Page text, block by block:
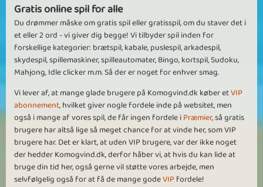
Gratis online spil for alle
Du drømmer måske om gratis spil eller gratisspil, om du staver det i
et eller 2 ord - vi giver dig begge! Vi tilbyder spil inden for
forskellige kategorier: brætspil, kabale, puslespil, arkadespil,
skydespil, spillemaskiner, spilleautomater, Bingo, kortspil, Sudoku,
Mahjong, Idle clicker m.m. Så der er noget for enhver smag.
Vi lever af, at mange glade brugere på Komogvind.dk køber etVIP
abonnement, hvilket giver nogle fordele inde på websitet, men
også i mange af vores spil, de får ingen fordele iPræmier, så gratis
brugere har altså lige så meget chance for at vinde her, som VIP
brugere har. Det er klart, at uden VIP brugere, var der ikke noget
der hedder Komogvind.dk, derfor håber vi, at hvis du kan lide at
bruge din tid her, også gerne vil støtte vores arbejde, men
selvfølgelig også for at få de mange godeVIPfordele!